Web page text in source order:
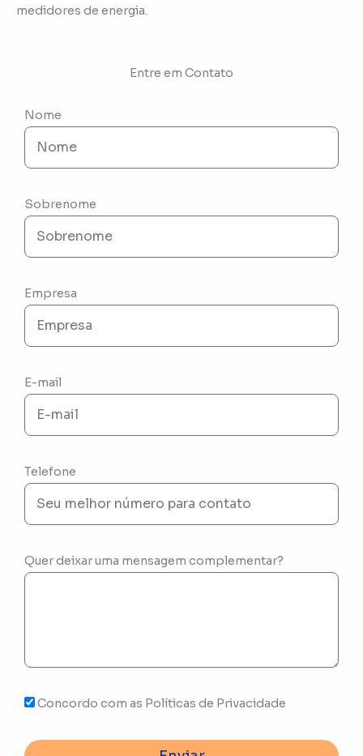
medidores de energia.
Entre em Contato
Nome
Sobrenome
Empresa
E-mail
Telefone
Quer deixar uma mensagem complementar?
Concordo com as Políticas de Privacidade